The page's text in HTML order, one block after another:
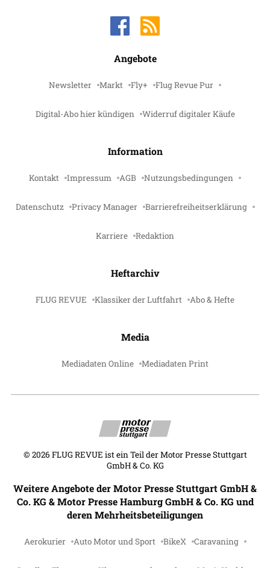
Angebote
Newsletter Markt Fly+ Flug Revue Pur
Digital-Abo hier kündigen Widerruf digitaler Käufe
Information
Kontakt Impressum AGB Nutzungsbedingungen
Datenschutz Privacy Manager Barrierefreiheitserklärung
Karriere Redaktion
Heftarchiv
FLUG REVUE Klassiker der Luftfahrt Abo & Hefte
Media
Mediadaten Online Mediadaten Print
© 2026 FLUG REVUE ist ein Teil der Motor Presse Stuttgart
GmbH & Co. KG
Weitere Angebote der Motor Presse Stuttgart GmbH &
Co. KG & Motor Presse Hamburg GmbH & Co. KG und
deren Mehrheitsbeteiligungen
Aerokurier Auto Motor und Sport BikeX Caravaning